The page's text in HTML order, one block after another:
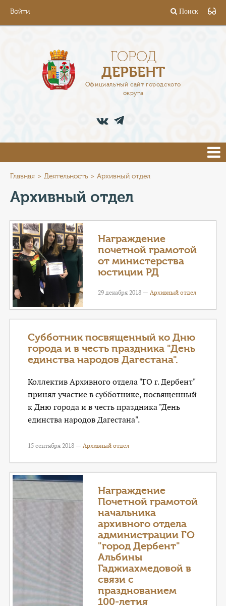
Войти Поиск
ГОРОД
ДЕРБЕНТ
Официальный сайт городского
округа
АДМИНИСТРАЦИЯ
ПРЕСС-ЦЕНТР
ТУРИСТАМ
КОНТАКТЫ
ТАРИФЫ
ГЕРОИ Z
КАТАЛОГ УСЛУГ
Главная Деятельность Архивный отдел
Архивный отдел
Награждение
почетной грамотой
от министерства
юстиции РД
29 декабря 2018 —Архивный отдел
Субботник посвященный ко Дню
города и в честь праздника "День
единства народов Дагестана".
Коллектив Архивного отдела "ГО г. Дербент"
принял участие в субботнике, посвященный
к Дню города и в честь праздника "День
единства народов Дагестана".
15 сентября 2018 — Архивный отдел
Награждение
Почетной грамотой
начальника
архивного отдела
администрации ГО
"город Дербент"
Альбины
Гаджиахмедовой в
связи с
празднованием
100-летия